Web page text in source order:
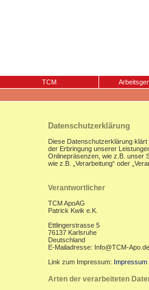
TCM
Datenschutzerklärung
Diese Datenschutzerklärung
der Erbringung unserer
Onlinepräsenzen, wie z.B. unser
wie z.B. „Verarbeitung“ oder
Verantwortlicher
TCM ApoAG
Patrick Kwik e.K.
Ettlingerstrasse 5
76137 Karlsruhe
Deutschland
E-Mailadresse: Info@TCM-Apo.de
Link zum Impressum: Impressum
Arten der verarbeiteten